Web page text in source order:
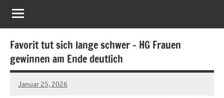
Favorit tut sich lange schwer – HG Frauen
gewinnen am Ende deutlich
Januar 25, 2026
socialmedia